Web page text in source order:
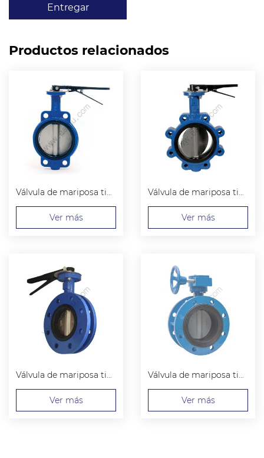
Entregar
Productos relacionados
Válvula de mariposa tipo wafer
Ver más
Válvula de mariposa tipo Lug
Ver más
Válvula de mariposa tipo brida U
Ver más
Válvula de mariposa tipo brida doble
Ver más